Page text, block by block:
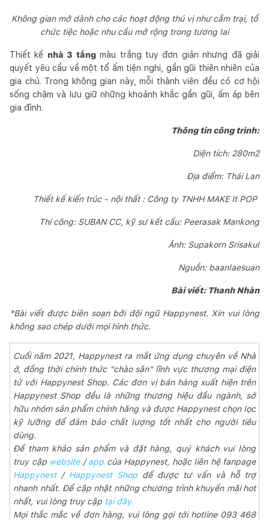
Không gian mở dành cho các hoạt động thú vị như cắm trại, tổ
chức tiệc hoặc nhu cầu mở rộng trong tương lai
Thiết kế nhà 3 tầngmàu trắng tuy đơn giản nhưng đã giải
quyết yêu cầu về một tổ ấm tiện nghi, gần gũi thiên nhiên của
gia chủ. Trong không gian này, mỗi thành viên đều có cơ hội
sống chậm và lưu giữ những khoảnh khắc gần gũi, ấm áp bên
gia đình.
Thông tin công trình:
Diện tích: 280m2
Địa điểm: Thái Lan
Thiết kế kiến ​​trúc - nội thất : Công ty TNHH MAKE It POP
Thi công: SUBAN CC, kỹ sư kết cấu: Peerasak Mankong
Ảnh: Supakorn Srisakul
Nguồn: baanlaesuan
Bài viết: Thanh Nhàn
*Bài viết được biên soạn bởi đội ngũ Happynest. Xin vui lòng
không sao chép dưới mọi hình thức.
Cuối năm 2021, Happynest ra mắt ứng dụng chuyên về Nhà
ở, đồng thời chính thức "chào sân" lĩnh vực thương mại điện
tử với Happynest Shop. Các đơn vị bán hàng xuất hiện trên
Happynest Shop đều là những thương hiệu đầu ngành, sở
hữu nhóm sản phẩm chính hãng và được Happynest chọn lọc
kỹ lưỡng để đảm bảo chất lượng tốt nhất cho người tiêu
dùng.
Để tham khảo sản phẩm và đặt hàng, quý khách vui lòng
truy cập website/app của Happynest, hoặc liên hệ fanpage
Happynest/ Happynest Shop để được tư vấn và hỗ trợ
nhanh nhất. Để cập nhật những chương trình khuyến mãi hot
nhất, vui lòng truy cập tại đây.
Mọi thắc mắc về đơn hàng, vui lòng gọi tới hotline 093 468